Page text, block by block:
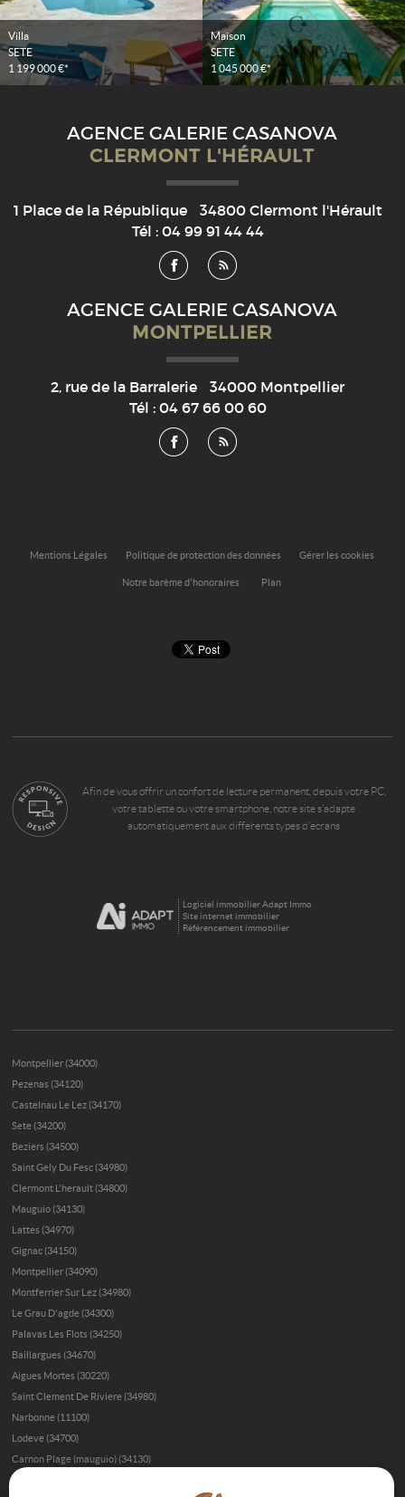
Villa
SETE
1 199 000 €*
Maison
SETE
1 045 000 €*
AGENCE GALERIE CASANOVA
CLERMONT L'HÉRAULT
1 Place de la République 34800 Clermont l'Hérault
Tél : 04 99 91 44 44
AGENCE GALERIE CASANOVA
MONTPELLIER
2, rue de la Barralerie 34000 Montpellier
Tél : 04 67 66 00 60
Mentions Légales Politique de protection des données Gérer les cookies
Notre barème d'honoraires Plan
Afin de vous offrir un confort de lecture permanent, depuis votre PC,
votre tablette ou votre smartphone, notre site s’adapte
automatiquement aux différents types d'écrans
Logiciel immobilier Adapt Immo
Site internet immobilier
Référencement immobilier
Montpellier (34000)
Pezenas (34120)
Castelnau Le Lez (34170)
Sete (34200)
Beziers (34500)
Saint Gely Du Fesc (34980)
Clermont L'herault (34800)
Mauguio (34130)
Lattes (34970)
Gignac (34150)
Montpellier (34090)
Montferrier Sur Lez (34980)
Le Grau D'agde (34300)
Palavas Les Flots (34250)
Baillargues (34670)
Aigues Mortes (30220)
Saint Clement De Riviere (34980)
Narbonne (11100)
Lodeve (34700)
Carnon Plage (mauguio) (34130)